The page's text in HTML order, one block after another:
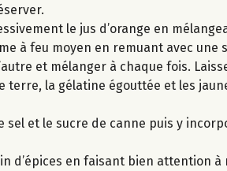
le jus d’orange en
à feu moyen en remuant avec
et mélanger à chaque fois.
terre, la gélatine égouttée et les
et le sucre de canne puis y
d’épices en faisant bien attention